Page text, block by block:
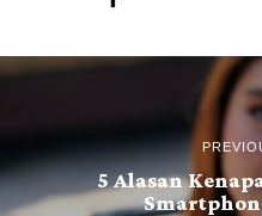
5 Alasan